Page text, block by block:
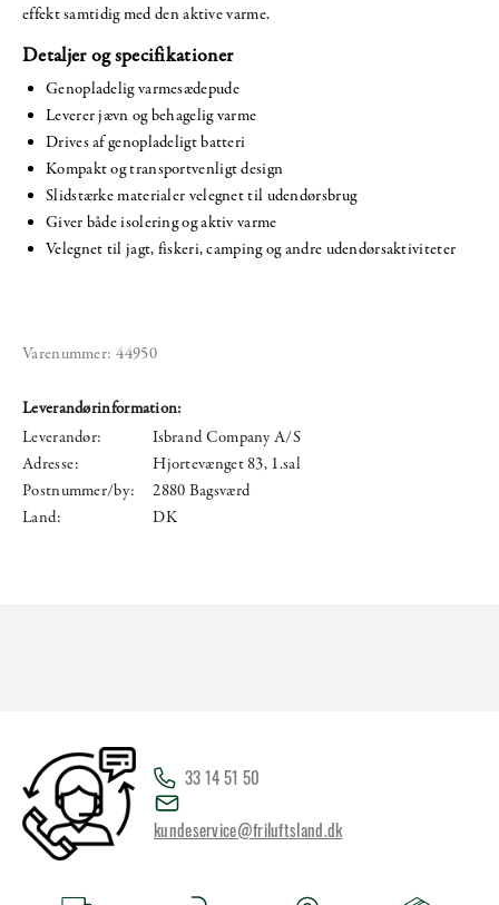
effekt samtidig med den aktive varme.
Detaljer og specifikationer
Genopladelig varmesædepude
Leverer jævn og behagelig varme
Drives af genopladeligt batteri
Kompakt og transportvenligt design
Slidstærke materialer velegnet til udendørsbrug
Giver både isolering og aktiv varme
Velegnet til jagt, fiskeri, camping og andre udendørsaktiviteter
Varenummer: 44950
Leverandørinformation:
Leverandør:
Isbrand Company A/S
Adresse:
Hjortevænget 83, 1.sal
Postnummer/by:
2880 Bagsværd
Land:
DK
33 14 51 50
kundeservice@friluftsland.dk